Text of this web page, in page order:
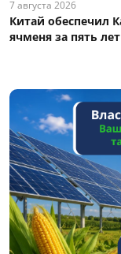
7 августа 2026
Китай обеспечил
ячменя за пять лет